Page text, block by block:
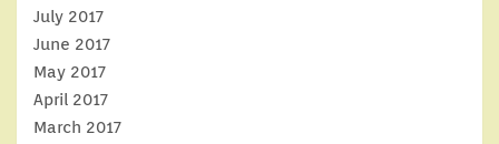
July 2017
June 2017
May 2017
April 2017
March 2017